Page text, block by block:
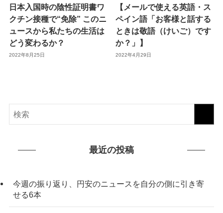
日本入国時の陰性証明書ワ
クチン接種で“免除” このニ
ュースから私たちの生活は
どう変わるか？
2022年8月25日
【メールで使える英語・ス
ペイン語「お客様と話する
ときは敬語（けいご）です
か？」】
2022年4月29日
最近の投稿
今週の振り返り、円安のニュースを自分の側に引き寄
せる6本